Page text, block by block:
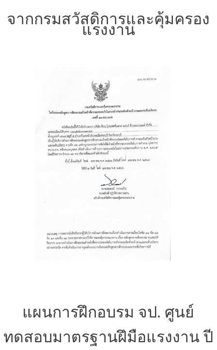
จากกรมสวัสดิการและคุ้มครอง
แรงงาน
แผนการฝึกอบรม จป. ศูนย์
ทดสอบมาตรฐานฝึมือแรงงาน ปี